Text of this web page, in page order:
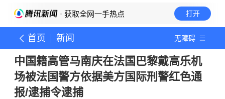
· 获取全网一手热点 打开
首页 新闻 无障碍
中国籍高管马南庆在法国巴黎戴高乐机
场被法国警方依据美方国际刑警红色通
报/逮捕令逮捕